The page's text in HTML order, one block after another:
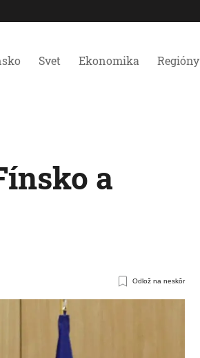
Svet Ekonomika Regióny
a
Odlož na neskôr